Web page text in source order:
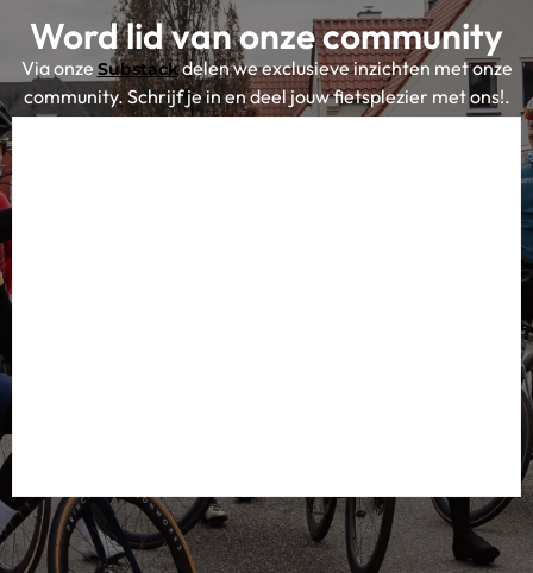
Word lid van onze community
Via onze Substackdelen we exclusieve inzichten met onze
community. Schrijf je in en deel jouw fietsplezier met ons!.